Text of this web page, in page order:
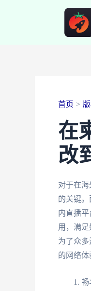
首页
在
改
对于在
的关键
内直播
用，满
为了众
的网络体
畅